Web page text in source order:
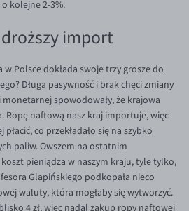
kolejne 2-3%.
droższy import
Polsce dokłada swoje trzy grosze do
Długa pasywność i brak chęci zmiany
spowodowały, że krajowa
Ropę naftową nasz kraj importuje, więc
płacić, co przekładało się na szybko
paliw. Owszem na ostatnim
pieniądza w naszym kraju, tyle tylko,
Glapińskiego podkopała nieco
waluty, która mogłaby się wytworzyć.
4 zł, więc nadal zakup ropy naftowej